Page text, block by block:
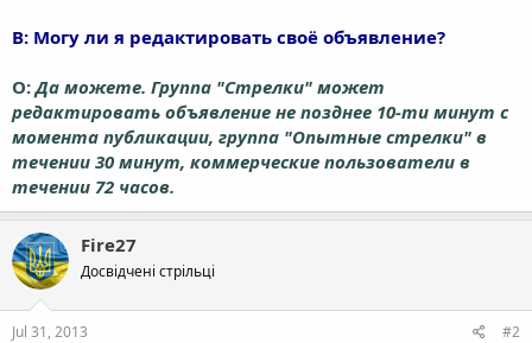
В: Могу ли я редактировать своё объявление?
О:Да можете. Группа "Стрелки" может
редактировать объявление не позднее 10-ти минут с
момента публикации, группа "Опытные стрелки" в
течении 30 минут, коммерческие пользователи в
течении 72 часов.
Fire27
Досвідчені стрільці
Jul 31, 2013 #2